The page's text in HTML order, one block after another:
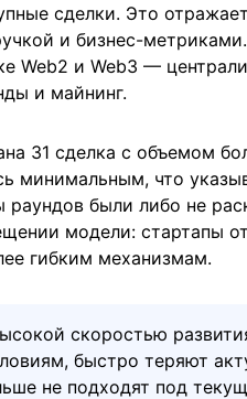
сделки. Это
и бизнес-
Web2 и Web3 —
и майнинг.
31 сделка с объемом
минимальным, что
были либо не
модели: стартапы
гибким механизмам.
скоростью
быстро теряют
не подходят под